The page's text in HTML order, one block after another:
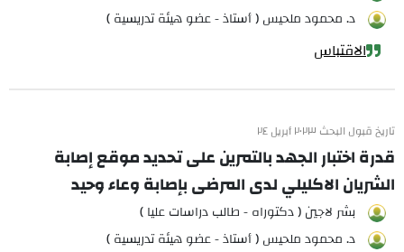
د. محمود ملحيس ( أستاذ - عضو هيئة تدريسية )
الاقتباس
تاريخ قبول البحث ٢٠٢٣ أبريل ٢٤
قدرة اختبار الجهد بالتمرين على تحديد موقع إصابة
الشريان الاكليلي لدى المرضى بإصابة وعاء وحيد
بشر لاجين ( دكتوراه - طالب دراسات عليا )
د. محمود ملحيس ( أستاذ - عضو هيئة تدريسية )